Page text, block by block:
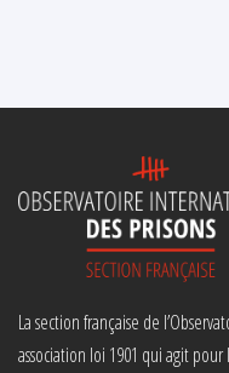
La section française de
association loi 1901 qui agit